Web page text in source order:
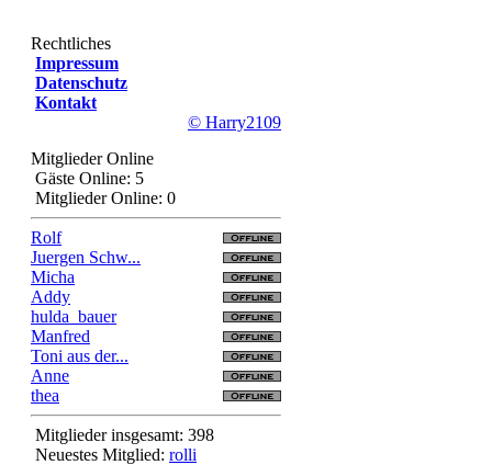
Rechtliches
Impressum
Datenschutz
Kontakt
© Harry2109
Mitglieder Online
Gäste Online: 5
Mitglieder Online: 0
Rolf
Juergen Schw...
Micha
Addy
hulda_bauer
Manfred
Toni aus der...
Anne
thea
Mitglieder insgesamt: 398
Neuestes Mitglied: rolli